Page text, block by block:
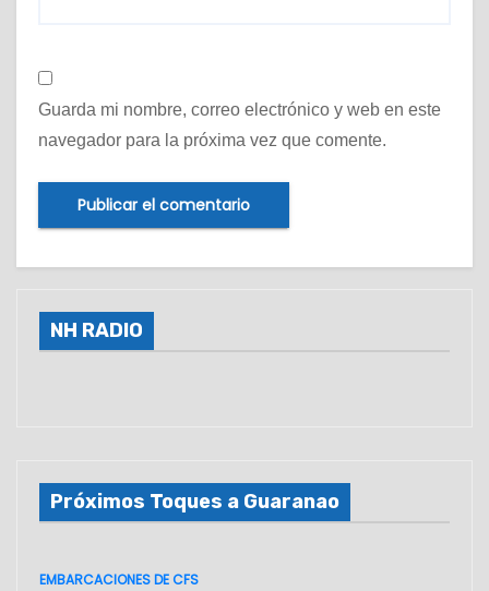
Guarda mi nombre, correo electrónico y web en este
navegador para la próxima vez que comente.
NH RADIO
Próximos Toques a Guaranao
EMBARCACIONES DE CFS